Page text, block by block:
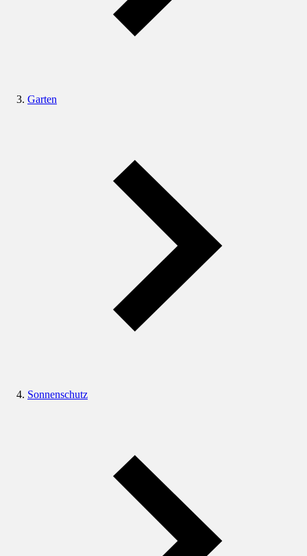
Garten
Sonnenschutz